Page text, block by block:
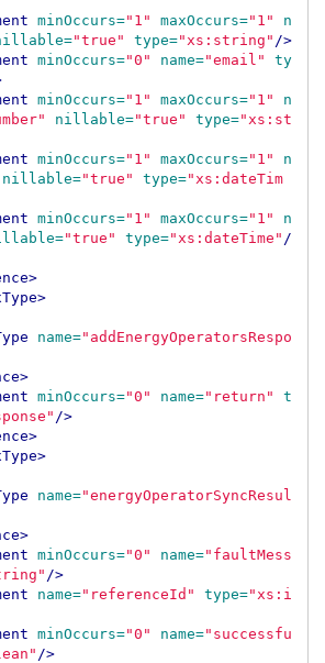
minOccurs="1" maxOccurs="1"
n
"true" type="xs:string" />
minOccurs="0" name="email"
ty
minOccurs="1" maxOccurs="1"
n
nillable="true" type="xs:st
minOccurs="1" maxOccurs="1"
n
nillable="true" type="xs:dateTim
minOccurs="1" maxOccurs="1"
n
"true" type="xs:dateTime" /
name="addEnergyOperatorsRespo
minOccurs="0" name="return"
t
/>
name="energyOperatorSyncResul
minOccurs="0" name="faultMess
/>
name="referenceId" type="xs:i
minOccurs="0" name="successfu
/>